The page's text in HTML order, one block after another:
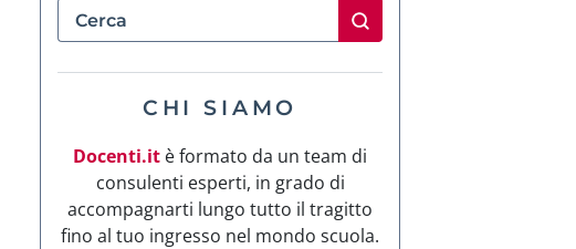
CHI SIAMO
Docenti.it è formato da un team di
consulenti esperti, in grado di
accompagnarti lungo tutto il tragitto
fino al tuo ingresso nel mondo scuola.